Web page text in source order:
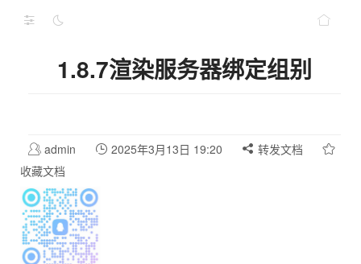
1.8.7渲染服务器绑定组别
admin 2025年3月13日 19:20
转发文档
收藏文档